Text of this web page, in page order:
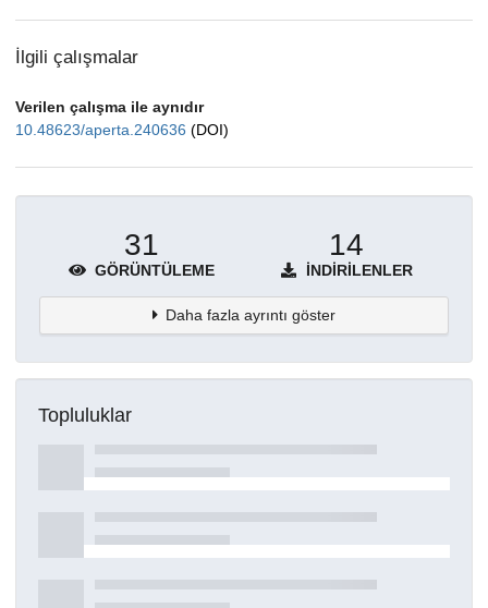
İlgili çalışmalar
Verilen çalışma ile aynıdır
10.48623/aperta.240636 (DOI)
31
GÖRÜNTÜLEME
14
İNDIRILENLER
Daha fazla ayrıntı göster
Topluluklar